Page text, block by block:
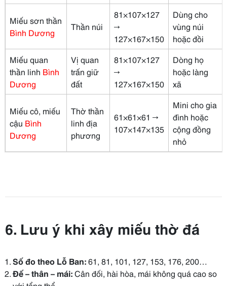
Miếu sơn thần
Bình Dương
Thần núi
81×107×127
→
127×167×150
Dùng cho
vùng núi
hoặc đồi
Miếu quan
thần linh Bình
Dương
Vị quan
trấn giữ
đất
81×107×127
→
127×167×150
Dòng họ
hoặc làng
xã
Miếu cô, miếu
cậu Bình
Dương
Thờ thần
linh địa
phương
61×61×61 →
107×147×135
Mini cho gia
đình hoặc
cộng đồng
nhỏ
6. Lưu ý khi xây miếu thờ đá
Số đo theo Lỗ Ban:61, 81, 101, 127, 153, 176, 200…
Đế – thân – mái:Cân đối, hài hòa, mái không quá cao so